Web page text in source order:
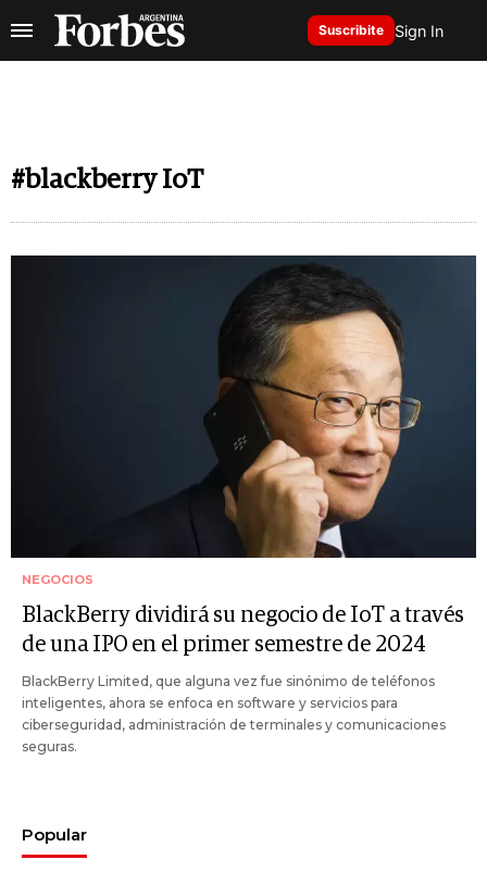
Suscribite Sign In
#blackberry IoT
NEGOCIOS
BlackBerry dividirá su negocio de IoT a través
de una IPO en el primer semestre de 2024
BlackBerry Limited, que alguna vez fue sinónimo de teléfonos
inteligentes, ahora se enfoca en software y servicios para
ciberseguridad, administración de terminales y comunicaciones
seguras.
Popular